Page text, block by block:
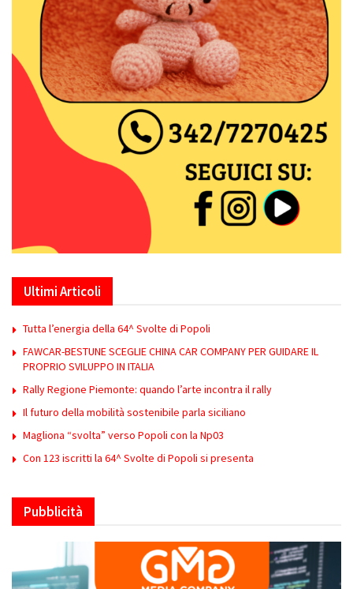
Ultimi Articoli
Tutta l’energia della 64^ Svolte di Popoli
FAWCAR-BESTUNE SCEGLIE CHINA CAR COMPANY PER GUIDARE IL
PROPRIO SVILUPPO IN ITALIA
Rally Regione Piemonte: quando l’arte incontra il rally
Il futuro della mobilità sostenibile parla siciliano
Magliona “svolta” verso Popoli con la Np03
Con 123 iscritti la 64^ Svolte di Popoli si presenta
Pubblicità